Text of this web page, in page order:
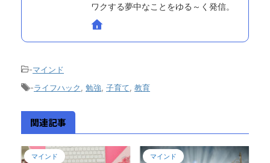
ワクする夢中なことをゆる～く発信。
-マインド
-ライフハック 勉強 子育て 教育
関連記事
マインド マインド